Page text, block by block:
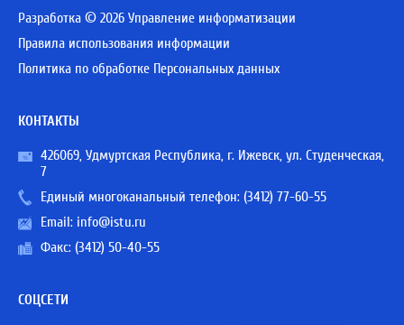
Разработка © 2026 Управление информатизации
Правила использования информации
Политика по обработке Персональных данных
КОНТАКТЫ
426069, Удмуртская Республика, г. Ижевск, ул. Студенческая,
7
Единый многоканальный телефон: (3412) 77-60-55
Email: info@istu.ru
Факс: (3412) 50-40-55
СОЦСЕТИ